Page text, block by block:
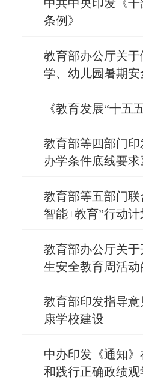
中共中央印发《
条例》
教育部办公厅关于
学、幼儿园暑期
《教育发展“十五
教育部等四部门
办学条件底线要求
教育部等五部门
智能+教育”行动计
教育部办公厅关
生安全教育周活动
教育部印发指导
康学校建设
中办印发《通知
和践行正确政绩